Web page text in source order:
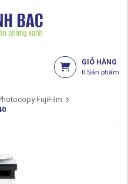
GIỎ HÀNG
0 Sản phẩm
FujiFilm